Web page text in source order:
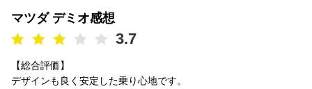
マツダ デミオ感想
3.7
【総合評価】
デザインも良く安定した乗り心地です。